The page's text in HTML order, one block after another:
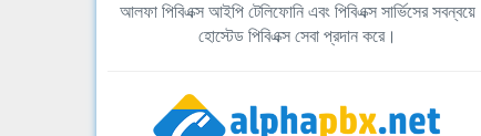
আলফা পিবিএক্স আইপি টেলিফোনি এবং পিবিএক্স সার্ভিসের সবন্বয়ে
হোস্টেড পিবিএক্স সেবা প্রদান করে।